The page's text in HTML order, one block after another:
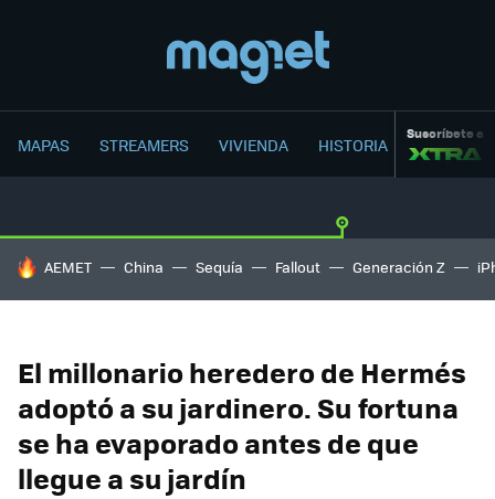
MAPAS STREAMERS VIVIENDA HISTORIA Suscríbete a
HOY SE HABLA DE
AEMET China Sequía Fallout Generación Z
El millonario heredero de Hermés
adoptó a su jardinero. Su fortuna
se ha evaporado antes de que
llegue a su jardín